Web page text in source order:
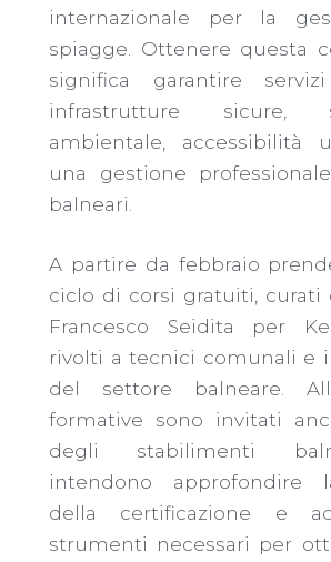
internazionale per la
spiagge. Ottenere questa
significa garantire
infrastrutture sicure,
ambientale, accessibilità
una gestione
balneari.
A partire da febbraio
ciclo di corsi gratuiti, curati
Francesco Seidita per
rivolti a tecnici comunali e
del settore balneare.
formative sono invitati
degli stabilimenti
intendono approfondire
della certificazione e
strumenti necessari per